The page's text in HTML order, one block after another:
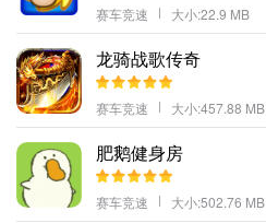
赛车竞速 大小:22.9 MB
龙骑战歌传奇
赛车竞速 大小:457.88 MB
肥鹅健身房
赛车竞速 大小:502.76 MB